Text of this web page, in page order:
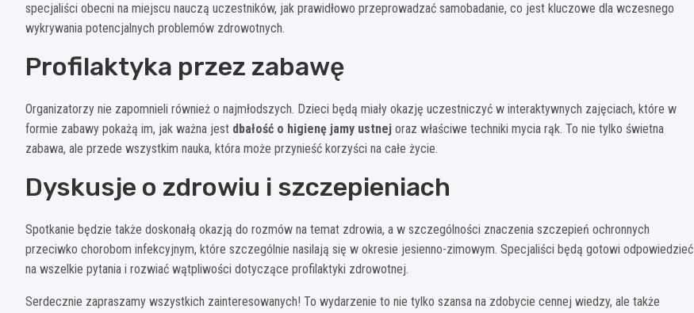
specjaliści obecni na miejscu nauczą uczestników, jak prawidłowo przeprowadzać samobadanie, co jest kluczowe dla wczesnego
wykrywania potencjalnych problemów zdrowotnych.
Profilaktyka przez zabawę
Organizatorzy nie zapomnieli również o najmłodszych. Dzieci będą miały okazję uczestniczyć w interaktywnych zajęciach, które w
formie zabawy pokażą im, jak ważna jest dbałość o higienę jamy ustnej oraz właściwe techniki mycia rąk. To nie tylko świetna
zabawa, ale przede wszystkim nauka, która może przynieść korzyści na całe życie.
Dyskusje o zdrowiu i szczepieniach
Spotkanie będzie także doskonałą okazją do rozmów na temat zdrowia, a w szczególności znaczenia szczepień ochronnych
przeciwko chorobom infekcyjnym, które szczególnie nasilają się w okresie jesienno-zimowym. Specjaliści będą gotowi odpowiedzieć
na wszelkie pytania i rozwiać wątpliwości dotyczące profilaktyki zdrowotnej.
Serdecznie zapraszamy wszystkich zainteresowanych! To wydarzenie to nie tylko szansa na zdobycie cennej wiedzy, ale także